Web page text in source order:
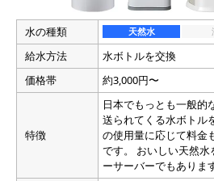
水の種類 天然水
給水方法
水ボトルを交換
価格帯
約3,000円〜
特徴
日本でもっとも一般的
送られてくる水ボトル
の使用量に応じて料金
です。 おいしい天然
ーサーバーでもあります